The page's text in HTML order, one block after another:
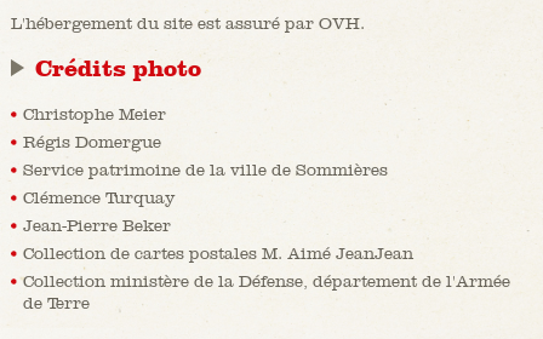
L'hébergement du site est assuré par OVH.
Crédits photo
Christophe Meier
Régis Domergue
Service patrimoine de la ville de Sommières
Clémence Turquay
Jean-Pierre Beker
Collection de cartes postales M. Aimé JeanJean
Collection ministère de la Défense, département de l'Armée
de Terre